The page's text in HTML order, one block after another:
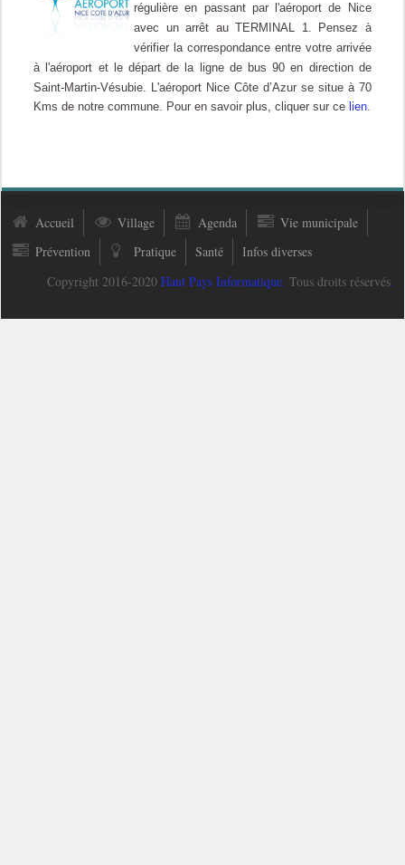
régulière en passant par l'aéroport de Nice
avec un arrêt au TERMINAL 1. Pensez à
vérifier la correspondance entre votre arrivée
à l'aéroport et le départ de la ligne de bus 90 en direction de
Saint-Martin-Vésubie. L'aéroport Nice Côte d’Azur se situe à 70
Kms de notre commune. Pour en savoir plus, cliquer sur ce lien.
Accueil Village Agenda
Vie municipale
Prévention
Pratique Santé
Infos diverses
Copyright 2016-2020 Haut Pays Informatique. Tous droits réservés.